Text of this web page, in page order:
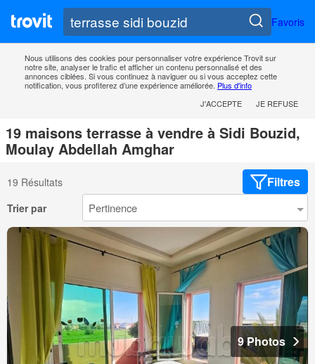
Favoris
Nous utilisons des cookies pour personnaliser votre expérience Trovit sur
notre site, analyser le trafic et afficher un contenu personnalisé et des
annonces ciblées. Si vous continuez à naviguer ou si vous acceptez cette
notification, vous profiterez d’une expérience améliorée. Plus d'info
J'ACCEPTE
JE REFUSE
19 maisons terrasse à vendre à Sidi Bouzid,
Moulay Abdellah Amghar
19 Résultats Filtres
Trier par
9 Photos